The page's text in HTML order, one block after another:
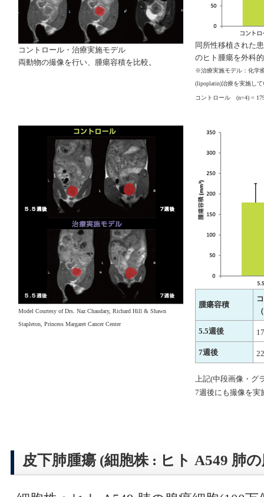
コントロール・治療実施モデル
両動物の撮像を行い、腫瘍容積を比較。
同所性移植された
のヒト腫瘍を外科
※治療実施モデル：化学
(lipoplatin)治療を実施し
コントロール (n=4) =
Model Courtesy of Drs. Naz Chaudary, Richard Hill & Shawn
Stapleton, Princess Margaret Cancer Center
腫瘍容積
5.5週後
7週後
上記(中段画像・グ
7週後にも撮像を実
皮下肺腫瘍 (細胞株 : ヒト A549 肺